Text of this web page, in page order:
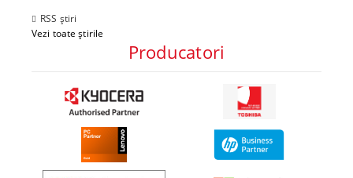
RSS știri
Vezi toate știrile
Producatori